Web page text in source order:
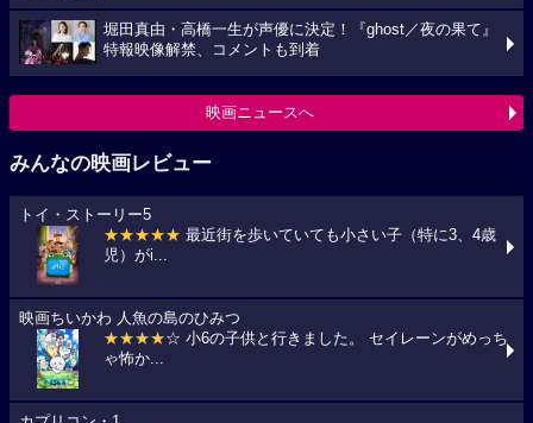
堀田真由・高橋一生が声優に決定！『ghost／夜の果て』
特報映像解禁、コメントも到着
映画ニュースへ
みんなの映画レビュー
トイ・ストーリー5
★★★★★ 最近街を歩いていても小さい子（特に3、4歳
児）がi...
映画ちいかわ 人魚の島のひみつ
★★★★☆ 小6の子供と行きました。 セイレーンがめっち
ゃ怖か...